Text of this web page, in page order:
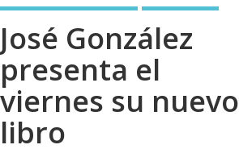
José González
presenta el
viernes su nuevo
libro